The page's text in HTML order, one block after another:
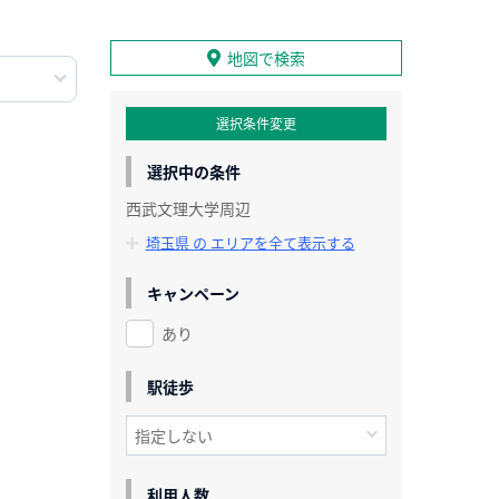
地図で検索
選択条件変更
選択中の条件
西武文理大学周辺
埼玉県 の エリアを全て表示する
キャンペーン
あり
駅徒歩
利用人数